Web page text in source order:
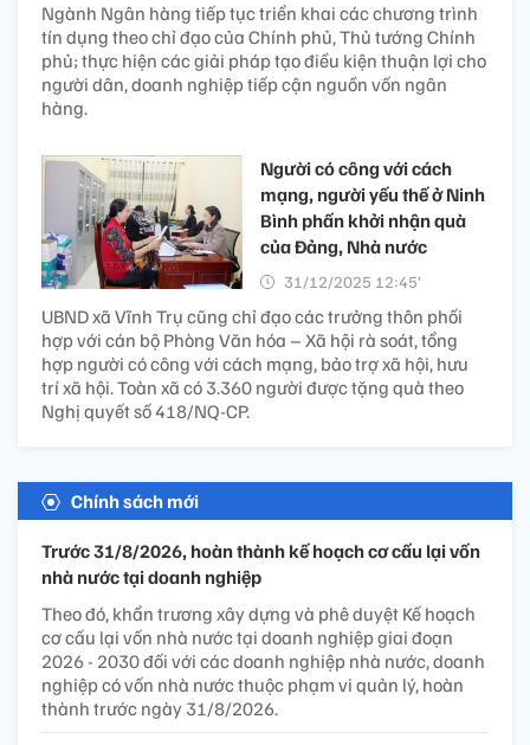
Ngành Ngân hàng tiếp tục triển khai các chương trình
tín dụng theo chỉ đạo của Chính phủ, Thủ tướng Chính
phủ; thực hiện các giải pháp tạo điều kiện thuận lợi cho
người dân, doanh nghiệp tiếp cận nguồn vốn ngân
hàng.
Người có công với cách
mạng, người yếu thế ở Ninh
Bình phấn khởi nhận quà
của Đảng, Nhà nước
31/12/2025 12:45’
UBND xã Vĩnh Trụ cũng chỉ đạo các trưởng thôn phối
hợp với cán bộ Phòng Văn hóa – Xã hội rà soát, tổng
hợp người có công với cách mạng, bảo trợ xã hội, hưu
trí xã hội. Toàn xã có 3.360 người được tặng quà theo
Nghị quyết số 418/NQ-CP.
Chính sách mới
Trước 31/8/2026, hoàn thành kế hoạch cơ cấu lại vốn
nhà nước tại doanh nghiệp
Theo đó, khẩn trương xây dựng và phê duyệt Kế hoạch
cơ cấu lại vốn nhà nước tại doanh nghiệp giai đoạn
2026 - 2030 đối với các doanh nghiệp nhà nước, doanh
nghiệp có vốn nhà nước thuộc phạm vi quản lý, hoàn
thành trước ngày 31/8/2026.